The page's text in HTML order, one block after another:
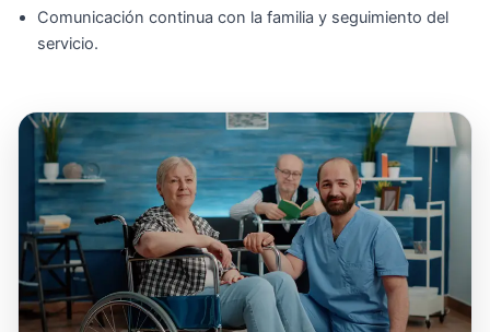
Comunicación continua con la familia y seguimiento del
servicio.